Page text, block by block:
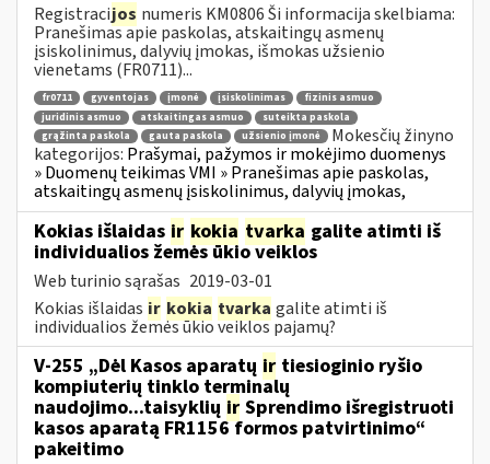
Registracijos numeris KM0806 Ši informacija skelbiama:
Pranešimas apie paskolas, atskaitingų asmenų
įsiskolinimus, dalyvių įmokas, išmokas užsienio
vienetams (FR0711)...
fr0711 gyventojas įmonė įsiskolinimas
fizinis asmuo
juridinis asmuo
atskaitingas asmuo
suteikta paskola
grąžinta paskola
gauta paskola užsienio įmonė
Mokesčių žinyno
kategorijos: Prašymai, pažymos ir mokėjimo duomenys
» Duomenų teikimas VMI » Pranešimas apie paskolas,
atskaitingų asmenų įsiskolinimus, dalyvių įmokas,
Kokias išlaidas ir kokia tvarka galite atimti iš
individualios žemės ūkio veiklos
Web turinio sąrašas 2019-03-01
Kokias išlaidas ir kokia tvarka galite atimti iš
individualios žemės ūkio veiklos pajamų?
V-255 „Dėl Kasos aparatų ir tiesioginio ryšio
kompiuterių tinklo terminalų
naudojimo...taisyklių ir Sprendimo išregistruoti
kasos aparatą FR1156 formos patvirtinimo“
pakeitimo